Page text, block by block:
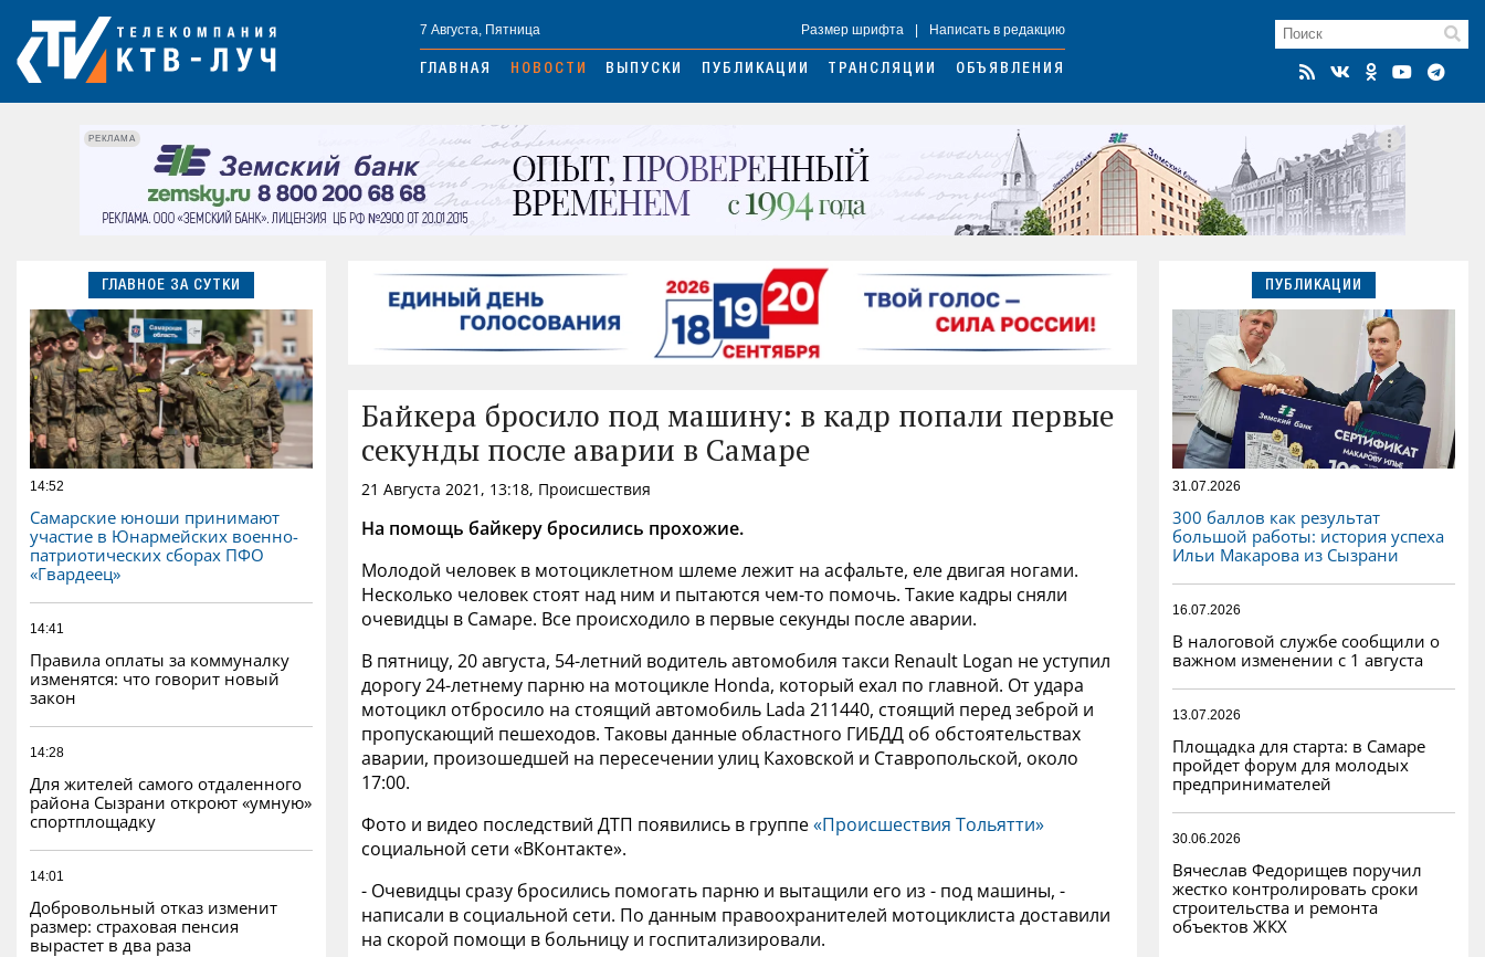
7 Августа, Пятница Размер шрифта Написать в редакцию
ГЛАВНАЯ НОВОСТИ ВЫПУСКИ ПУБЛИКАЦИИ ТРАНСЛЯЦИИ ОБЪЯВЛЕНИЯ
РЕКЛАМА
ГЛАВНОЕ ЗА СУТКИ
14:52
Самарские юноши принимают
участие в Юнармейских военно-
патриотических сборах ПФО
«Гвардеец»
14:41
Правила оплаты за коммуналку
изменятся: что говорит новый
закон
14:28
Для жителей самого отдаленного
района Сызрани откроют «умную»
спортплощадку
14:01
Добровольный отказ изменит
размер: страховая пенсия
вырастет в два раза
Байкера бросило под машину: в кадр попали первые
секунды после аварии в Самаре
21 Августа 2021, 13:18, Происшествия
На помощь байкеру бросились прохожие.
Молодой человек в мотоциклетном шлеме лежит на асфальте, еле двигая ногами.
Несколько человек стоят над ним и пытаются чем-то помочь. Такие кадры сняли
очевидцы в Самаре. Все происходило в первые секунды после аварии.
В пятницу, 20 августа, 54-летний водитель автомобиля такси Renault Logan не уступил
дорогу 24-летнему парню на мотоцикле Honda, который ехал по главной. От удара
мотоцикл отбросило на стоящий автомобиль Lada 211440, стоящий перед зеброй и
пропускающий пешеходов. Таковы данные областного ГИБДД об обстоятельствах
аварии, произошедшей на пересечении улиц Каховской и Ставропольской, около
17:00.
Фото и видео последствий ДТП появились в группе«Происшествия Тольятти»
социальной сети «ВКонтакте».
- Очевидцы сразу бросились помогать парню и вытащили его из - под машины, -
написали в социальной сети. По данным правоохранителей мотоциклиста доставили
на скорой помощи в больницу и госпитализировали.
ПУБЛИКАЦИИ
31.07.2026
300 баллов как результат
большой работы: история успеха
Ильи Макарова из Сызрани
16.07.2026
В налоговой службе сообщили о
важном изменении с 1 августа
13.07.2026
Площадка для старта: в Самаре
пройдет форум для молодых
предпринимателей
30.06.2026
Вячеслав Федорищев поручил
жестко контролировать сроки
строительства и ремонта
объектов ЖКХ